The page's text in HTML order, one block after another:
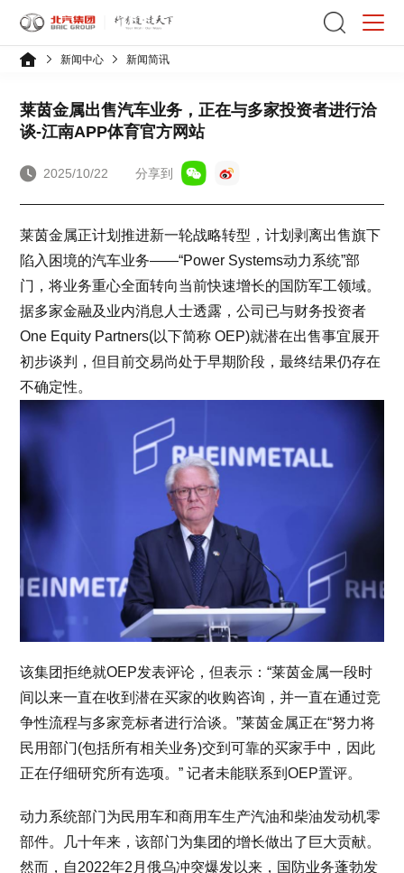
新闻中心 新闻简讯
莱茵金属出售汽车业务，正在与多家投资者进行洽
谈-江南APP体育官方网站
2025/10/22 分享到
莱茵金属正计划推进新一轮战略转型，计划剥离出售旗下
陷入困境的汽车业务——“Power Systems动力系统”部
门，将业务重心全面转向当前快速增长的国防军工领域。
据多家金融及业内消息人士透露，公司已与财务投资者
One Equity Partners(以下简称 OEP)就潜在出售事宜展开
初步谈判，但目前交易尚处于早期阶段，最终结果仍存在
不确定性。
该集团拒绝就OEP发表评论，但表示：“莱茵金属一段时
间以来一直在收到潜在买家的收购咨询，并一直在通过竞
争性流程与多家竞标者进行洽谈。”莱茵金属正在“努力将
民用部门(包括所有相关业务)交到可靠的买家手中，因此
正在仔细研究所有选项。” 记者未能联系到OEP置评。
动力系统部门为民用车和商用车生产汽油和柴油发动机零
部件。几十年来，该部门为集团的增长做出了巨大贡献。
然而，自2022年2月俄乌冲突爆发以来，国防业务蓬勃发